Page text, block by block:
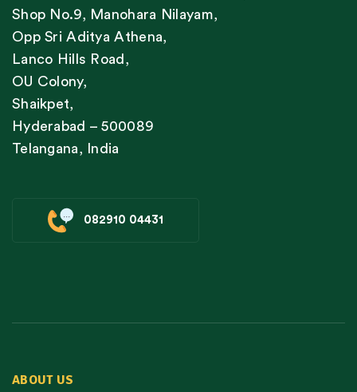
Shop No.9, Manohara Nilayam,
Opp Sri Aditya Athena,
Lanco Hills Road,
OU Colony,
Shaikpet,
Hyderabad – 500089
Telangana, India
082910 04431
ABOUT US